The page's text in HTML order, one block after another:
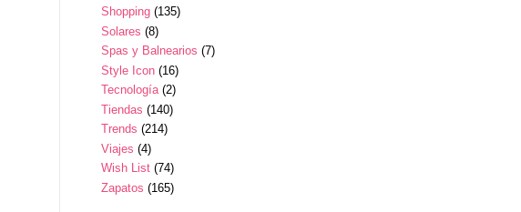
Shopping (135)
Solares (8)
Spas y Balnearios (7)
Style Icon (16)
Tecnología (2)
Tiendas (140)
Trends (214)
Viajes (4)
Wish List (74)
Zapatos (165)